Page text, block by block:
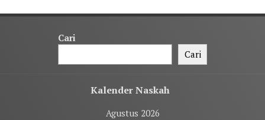
Cari
Cari
Kalender Naskah
Agustus 2026